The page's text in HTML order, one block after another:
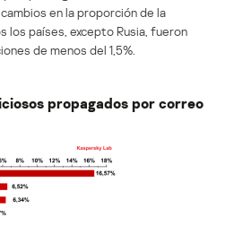
en la proporción de la
los países, excepto Rusia, fueron
de menos del 1,5%.
propagados por correo